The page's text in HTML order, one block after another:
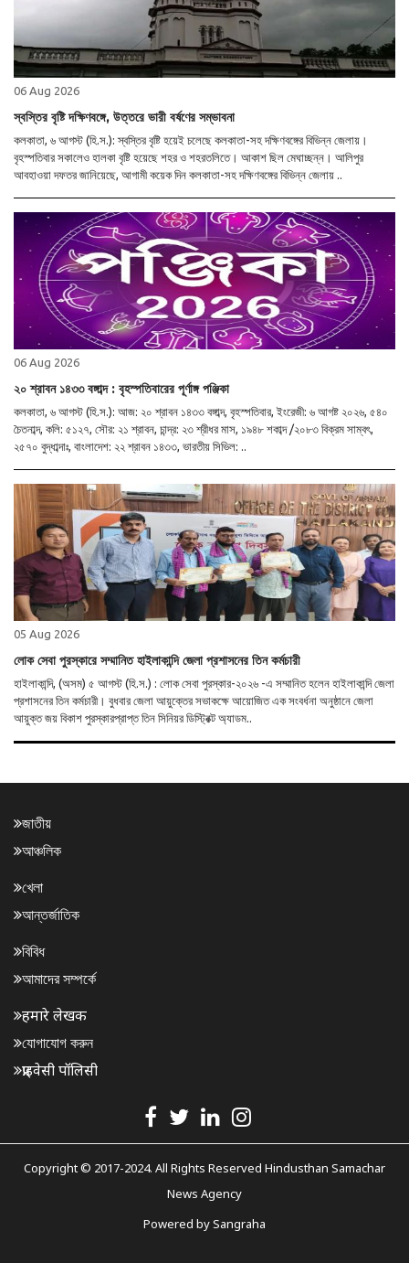
06 Aug 2026
স্বস্তির বৃষ্টি দক্ষিণবঙ্গে, উত্তরে ভারী বর্ষণের সম্ভাবনা
কলকাতা, ৬ আগস্ট (হি.স.): স্বস্তির বৃষ্টি হয়েই চলেছে কলকাতা-সহ দক্ষিণবঙ্গের বিভিন্ন জেলায়।
বৃহস্পতিবার সকালেও হালকা বৃষ্টি হয়েছে শহর ও শহরতলিতে। আকাশ ছিল মেঘাচ্ছন্ন। আলিপুর
আবহাওয়া দফতর জানিয়েছে, আগামী কয়েক দিন কলকাতা-সহ দক্ষিণবঙ্গের বিভিন্ন জেলায় ..
06 Aug 2026
২০ শ্রাবন ১৪৩৩ বঙ্গাব্দ : বৃহস্পতিবারের পূর্ণাঙ্গ পঞ্জিকা
কলকাতা, ৬ আগস্ট (হি.স.): আজ: ২০ শ্রাবন ১৪৩৩ বঙ্গাব্দ, বৃহস্পতিবার, ইংরেজী: ৬ আগষ্ট ২০২৬, ৫৪০
চৈতনাব্দ, কলি: ৫১২৭, সৌর: ২১ শ্রাবন, চান্দ্র: ২৩ শ্রীধর মাস, ১৯৪৮ শকাব্দ /২০৮৩ বিক্রম সাম্বৎ,
২৫৭০ বুদ্ধাব্দাঃ, বাংলাদেশ: ২২ শ্রাবন ১৪৩৩, ভারতীয় সিভিল: ..
05 Aug 2026
লোক সেবা পুরস্কারে সম্মানিত হাইলাকান্দি জেলা প্রশাসনের তিন কর্মচারী
হাইলাকান্দি, (অসম) ৫ আগস্ট (হি.স.) : লোক সেবা পুরস্কার-২০২৬ -এ সম্মানিত হলেন হাইলাকান্দি জেলা
প্রশাসনের তিন কর্মচারী। বুধবার জেলা আয়ুক্তের সভাকক্ষে আয়োজিত এক সংবর্ধনা অনুষ্ঠানে জেলা
আয়ুক্ত জয় বিকাশ পুরস্কারপ্রাপ্ত তিন সিনিয়র ডিস্ট্রিক্ট অ্যাডম..
জাতীয়
আঞ্চলিক
খেলা
আন্তর্জাতিক
বিবিধ
আমাদের সম্পর্কে
हमारे लेखक
যোগাযোগ করুন
प्राइवेसी पॉलिसी
Copyright © 2017-2024. All Rights Reserved Hindusthan Samachar
News Agency
Powered bySangraha